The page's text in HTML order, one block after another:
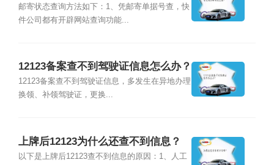
邮寄状态查询方法如下：1、凭邮寄单据号查，快
件公司都有开辟网站查询功能...
12123备案查不到驾驶证信息怎么办？
12123备案查不到驾驶证信息，多发生在异地办理
换领、补领驾驶证，更换...
上牌后12123为什么还查不到信息？
以下是上牌后12123查不到信息的原因：1、人工